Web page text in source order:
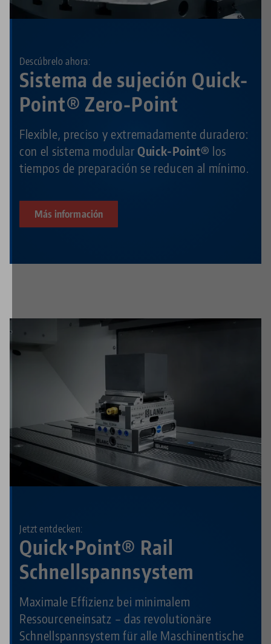
Sistema de sujeción Quick-
Point® Zero-Point
Descúbrelo ahora:
Flexible, preciso y extremadamente duradero:
con el sistema modularQuick-Point® los
tiempos de preparación se reducen al mínimo.
Más información
Quick•Point® Rail
Schnellspannsystem
Jetzt entdecken:
Maximale Effizienz bei minimalem
Ressourceneinsatz – das revolutionäre
Schnellspannsystem für alle Maschinentische